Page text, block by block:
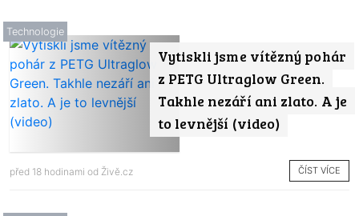
Vytiskli jsme vítězný pohár
z PETG Ultraglow Green.
Takhle nezáří ani zlato. A je
to levnější (video)
Technologie
před 18 hodinami od Živě.cz ČÍST VÍCE